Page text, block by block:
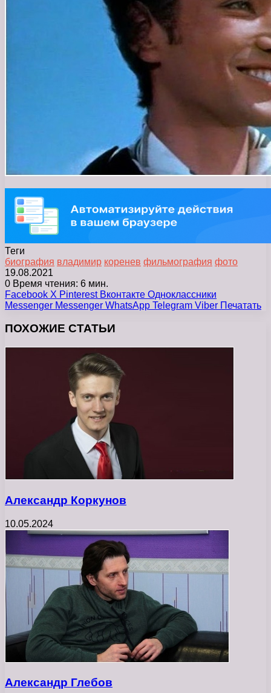
Теги
биография владимир коренев фильмография фото
19.08.2021
0 Время чтения: 6 мин.
Facebook X Pinterest Вконтакте Одноклассники
Messenger Messenger WhatsApp Telegram Viber Печатать
ПОХОЖИЕ СТАТЬИ
Александр Коркунов
10.05.2024
Александр Глебов